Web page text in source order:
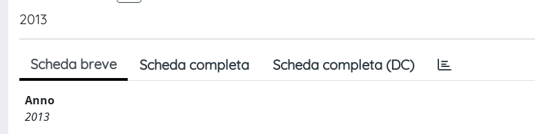
2013
Scheda breve Scheda completa Scheda completa (DC)
Anno
2013